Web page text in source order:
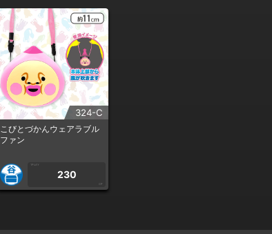
324-C
こびとづかんウェアラブル
ファン
1PLAY
230
CP